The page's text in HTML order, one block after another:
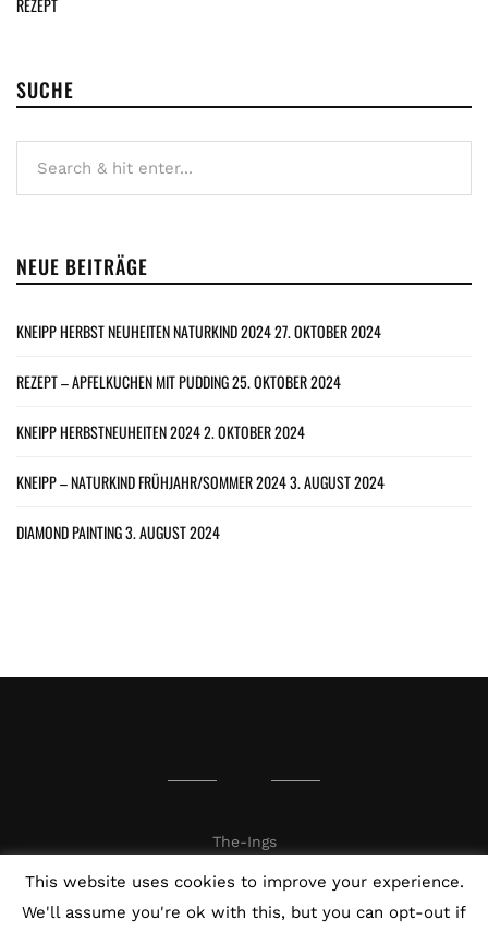
SUCHE
NEUE BEITRÄGE
KNEIPP HERBST NEUHEITEN NATURKIND 202427. OKTOBER 2024
REZEPT – APFELKUCHEN MIT PUDDING25. OKTOBER 2024
KNEIPP HERBSTNEUHEITEN 20242. OKTOBER 2024
KNEIPP – NATURKIND FRÜHJAHR/SOMMER 20243. AUGUST 2024
DIAMOND PAINTING3. AUGUST 2024
The-Ings
This website uses cookies to improve your experience.
We'll assume you're ok with this, but you can opt-out if